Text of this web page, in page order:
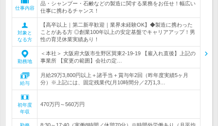
仕事内容
品・シャンプー・石鹸などの製造に関する業務をお任せ！幅広い
仕事に携わるチャンス！
対象と
なる方
【高卒以上｜第二新卒歓迎｜業界未経験OK】◆製造に携わった
ことがある方 ◎創業100年以上の安定基盤でキャリアアップ！男
性の育児休業実績あり！
勤務地
＜本社＞ 大阪府大阪市生野区巽東2-19-19 【雇入れ直後】上記の
事業所 【変更の範囲】会社の定…
給与
月給29万3,800円以上＋諸手当＋賞与年2回（昨年度実績5ヶ月
分）※上記には、固定残業代(月10時間分／2万1,3…
初年度
年収
470万円～560万円